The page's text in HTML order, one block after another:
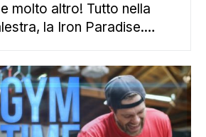
molto altro! Tutto nella
la Iron Paradise.…